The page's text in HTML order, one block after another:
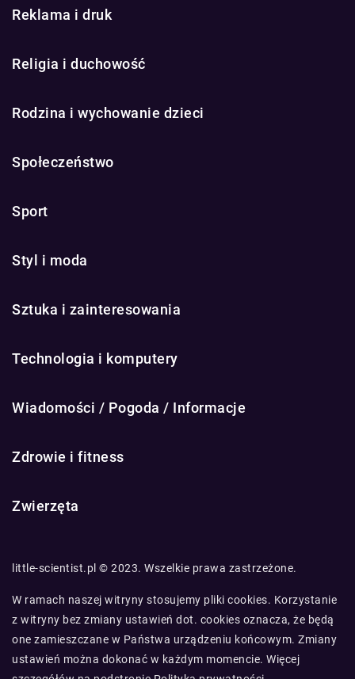
Reklama i druk
Religia i duchowość
Rodzina i wychowanie dzieci
Społeczeństwo
Sport
Styl i moda
Sztuka i zainteresowania
Technologia i komputery
Wiadomości / Pogoda / Informacje
Zdrowie i fitness
Zwierzęta
little-scientist.pl © 2023. Wszelkie prawa zastrzeżone.
W ramach naszej witryny stosujemy pliki cookies. Korzystanie
z witryny bez zmiany ustawień dot. cookies oznacza, że będą
one zamieszczane w Państwa urządzeniu końcowym. Zmiany
ustawień można dokonać w każdym momencie. Więcej